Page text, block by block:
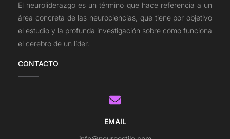
El neuroliderazgo es un término que hace referencia a un
área concreta de las neurociencias, que tiene por objetivo
el estudio y la profunda investigación sobre cómo funciona
el cerebro de un líder.
CONTACTO
EMAIL